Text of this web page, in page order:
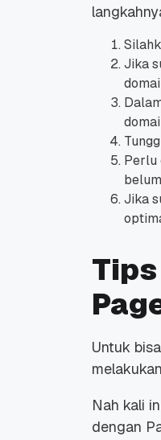
Jika
Perlu
Jika
Untuk
Nah kali
dengan